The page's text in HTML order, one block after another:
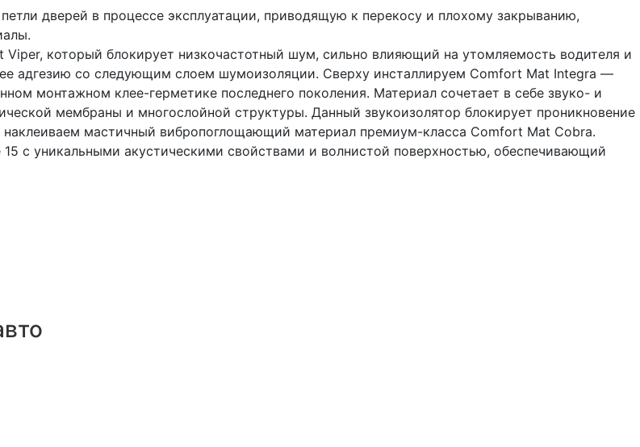
дверей в процессе эксплуатации, приводящую к перекосу и плохому закрыванию,
который блокирует низкочастотный шум, сильно влияющий на утомляемость водителя и
адгезию со следующим слоем шумоизоляции. Сверху инсталлируем Comfort Mat Integra —
монтажном клее-герметике последнего поколения. Материал сочетает в себе звуко- и
мембраны и многослойной структуры. Данный звукоизолятор блокирует проникновение
мастичный вибропоглощающий материал премиум-класса Comfort Mat Cobra.
с уникальными акустическими свойствами и волнистой поверхностью, обеспечивающий